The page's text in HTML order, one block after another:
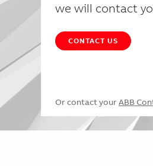
we will contact
CONTACT US
Or contact your ABB